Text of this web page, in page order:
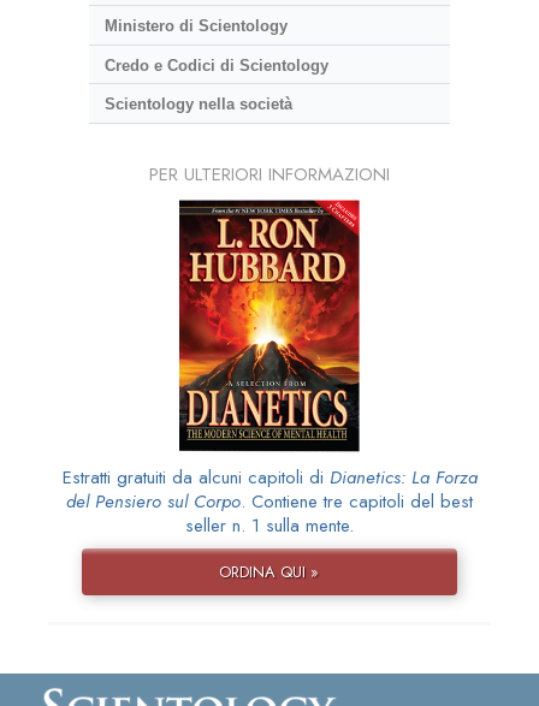
Ministero di Scientology
Credo e Codici di Scientology
Scientology nella società
PER ULTERIORI INFORMAZIONI
Estratti gratuiti da alcuni capitoli di Dianetics: La Forza
del Pensiero sul Corpo. Contiene tre capitoli del best
seller n. 1 sulla mente.
ORDINA QUI »